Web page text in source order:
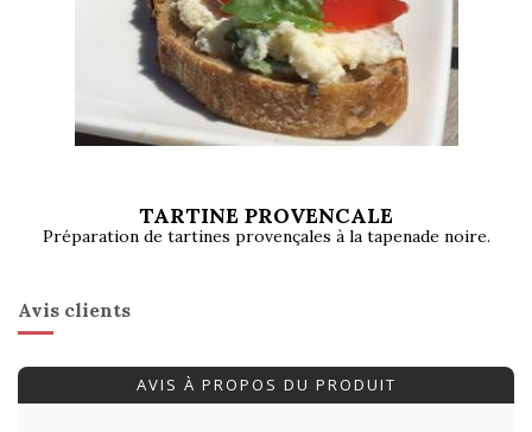
TARTINE PROVENCALE
Préparation de tartines provençales à la tapenade noire.
Avis clients
AVIS À PROPOS DU PRODUIT